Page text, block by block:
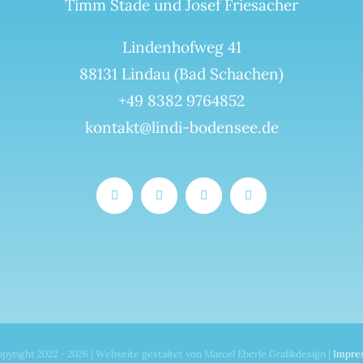
Timm Stade und Josef Friesacher
Lindenhofweg 41
88131 Lindau (Bad Schachen)
+49 8382 9764852
kontakt@lindi-bodensee.de
2022 - 2026 | Webseite gestaltet von Marcel Eberle Grafikdesign |